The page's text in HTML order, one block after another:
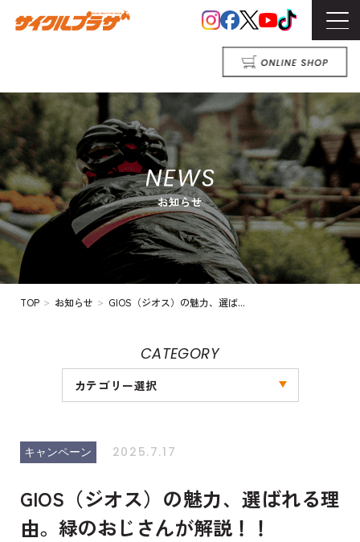
TOP > お知らせ > GIOS（ジオス）の魅力、選ば...
CATEGORY
カテゴリー選択
キャンペーン 2025.7.17
GIOS（ジオス）の魅力、選ばれる理
由。緑のおじさんが解説！！